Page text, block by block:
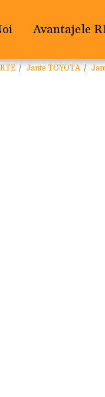
Avantajele
Jante TOYOTA